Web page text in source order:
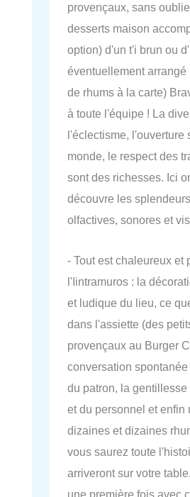
provençaux, sans
desserts maison
option) d'un t'i brun ou
éventuellement arrangé
de rhums à la carte)
à toute l'équipe ! La
l'éclectisme, l'ouverture
monde, le respect des
sont des richesses. Ici
découvre les
olfactives, sonores et
- Tout est chaleureux et
l'Iintramuros : la
et ludique du lieu, ce
dans l'assiette (des
provençaux au Burger
conversation
du patron, la
et du personnel et enfin
dizaines et dizaines
vous saurez toute
arriveront sur votre
une première fois avec